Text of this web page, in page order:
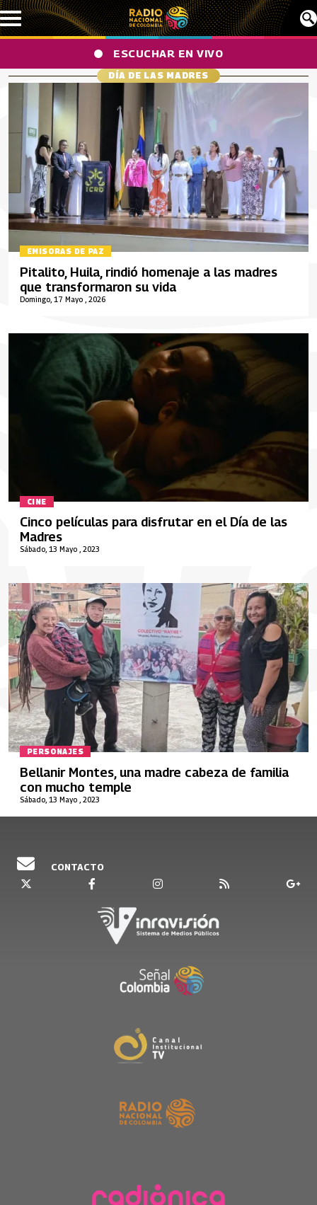
Pasar al contenido principal
ESCUCHAR EN VIVO
DÍA DE LAS MADRES
EMISORAS DE PAZ
Domingo, 17 Mayo , 2026
Pitalito, Huila, rindió homenaje a las madres
que transformaron su vida
CINE
Sábado, 13 Mayo , 2023
Cinco películas para disfrutar en el Día de las
Madres
PERSONAJES
Sábado, 13 Mayo , 2023
Bellanir Montes, una madre cabeza de familia
con mucho temple
CONTACTO